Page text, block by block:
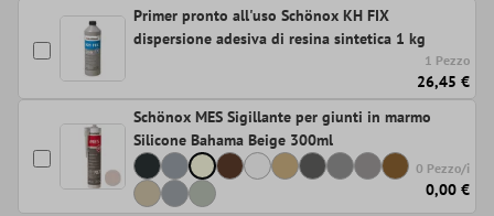
Primer pronto all'uso Schönox KH FIX
dispersione adesiva di resina sintetica 1 kg
1 Pezzo
26,45 €
Schönox MES Sigillante per giunti in marmo
Silicone Bahama Beige 300ml
0 Pezzo/i
0,00 €